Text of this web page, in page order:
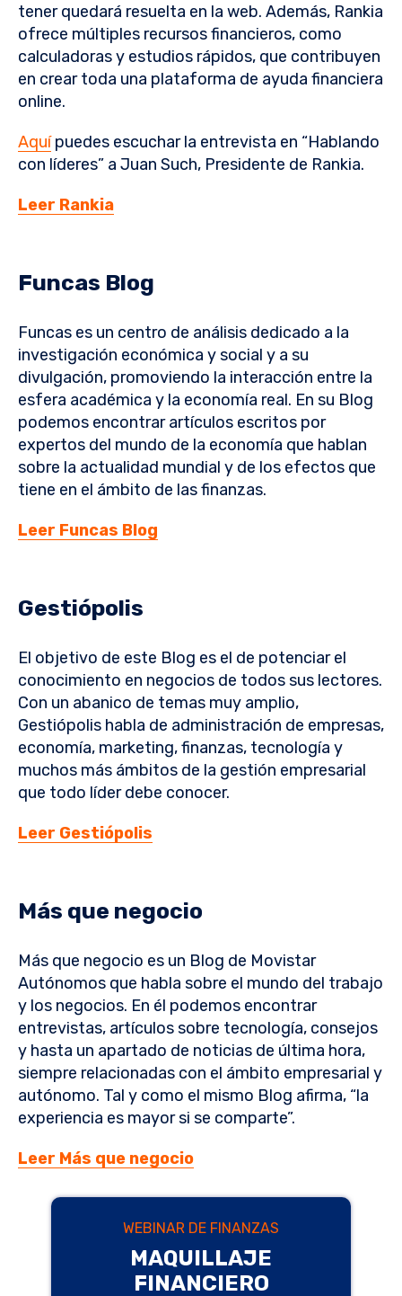
tener quedará resuelta en la web. Además, Rankia
ofrece múltiples recursos financieros, como
calculadoras y estudios rápidos, que contribuyen
en crear toda una plataforma de ayuda financiera
online.
Aquípuedes escuchar la entrevista en “Hablando
con líderes” a Juan Such, Presidente de Rankia.
Leer Rankia
Funcas Blog
Funcas es un centro de análisis dedicado a la
investigación económica y social y a su
divulgación, promoviendo la interacción entre la
esfera académica y la economía real. En su Blog
podemos encontrar artículos escritos por
expertos del mundo de la economía que hablan
sobre la actualidad mundial y de los efectos que
tiene en el ámbito de las finanzas.
Leer Funcas Blog
Gestiópolis
El objetivo de este Blog es el de potenciar el
conocimiento en negocios de todos sus lectores.
Con un abanico de temas muy amplio,
Gestiópolis habla de administración de empresas,
economía, marketing, finanzas, tecnología y
muchos más ámbitos de la gestión empresarial
que todo líder debe conocer.
Leer Gestiópolis
Más que negocio
Más que negocio es un Blog de Movistar
Autónomos que habla sobre el mundo del trabajo
y los negocios. En él podemos encontrar
entrevistas, artículos sobre tecnología, consejos
y hasta un apartado de noticias de última hora,
siempre relacionadas con el ámbito empresarial y
autónomo. Tal y como el mismo Blog afirma, “la
experiencia es mayor si se comparte”.
Leer Más que negocio
MAQUILLAJE
FINANCIERO
WEBINAR DE FINANZAS